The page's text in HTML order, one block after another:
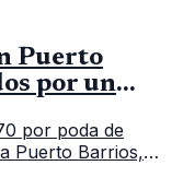
Puerto
por un
por poda de
Puerto Barrios,